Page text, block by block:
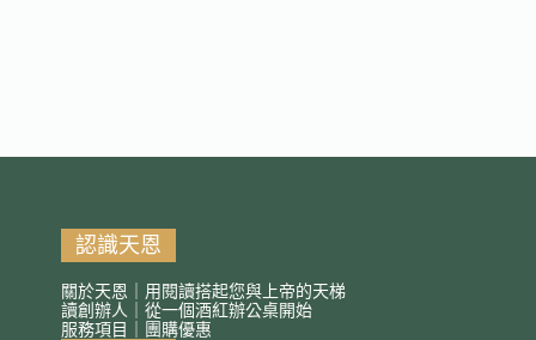
認識天恩
關於天恩｜用閱讀搭起您與上帝的天梯
讀創辦人｜從一個酒紅辦公桌開始
服務項目｜團購優惠